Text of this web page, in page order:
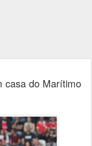
casa do Marítimo